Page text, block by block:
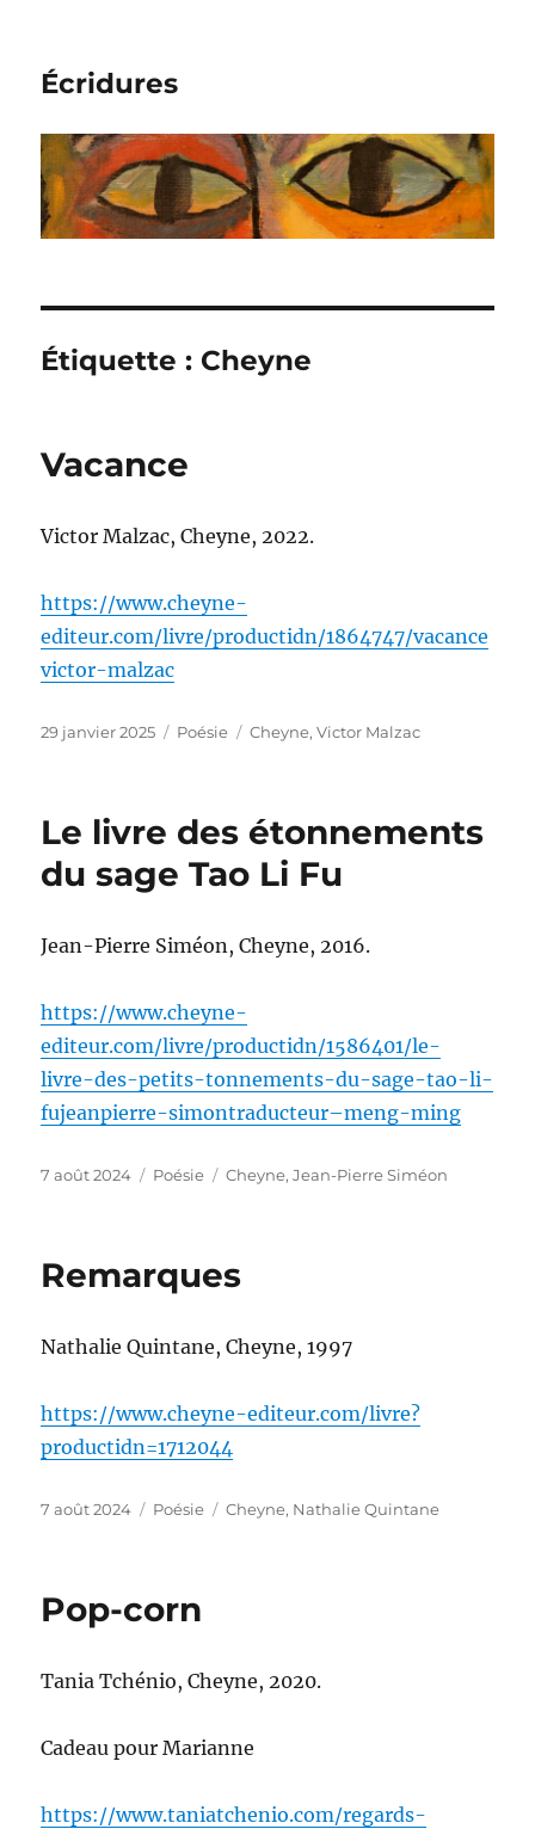
Écridures
Étiquette : Cheyne
Vacance
Victor Malzac, Cheyne, 2022.
https://www.cheyne-
editeur.com/livre/productidn/1864747/vacance
victor-malzac
Publié
29 janvier 2025 Catégories
Poésie Étiquettes
Cheyne,Victor Malzac
Le livre des étonnements
du sage Tao Li Fu
Jean-Pierre Siméon, Cheyne, 2016.
https://www.cheyne-
editeur.com/livre/productidn/1586401/le-
livre-des-petits-tonnements-du-sage-tao-li-
fujeanpierre-simontraducteur–meng-ming
Publié
7 août 2024 Catégories
Poésie Étiquettes
Cheyne,Jean-Pierre Siméon
Remarques
Nathalie Quintane, Cheyne, 1997
https://www.cheyne-editeur.com/livre?
productidn=1712044
Publié
7 août 2024 Catégories
Poésie Étiquettes
Cheyne, Nathalie Quintane
Pop-corn
Tania Tchénio, Cheyne, 2020.
Cadeau pour Marianne
https://www.taniatchenio.com/regards-